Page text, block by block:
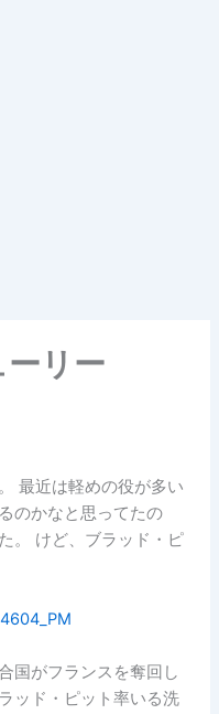
ーリー
最近は軽めの役が多い
のかなと思ってたの
。 けど、ブラッド・ピ
国がフランスを奪回し
ッド・ピット率いる洗